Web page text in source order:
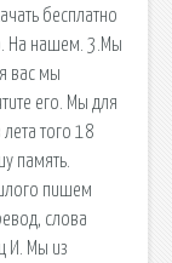
бесплатно
На нашем. 3.Мы
вас мы
его. Мы для
того 18
память.
пишем
слова
И. Мы из